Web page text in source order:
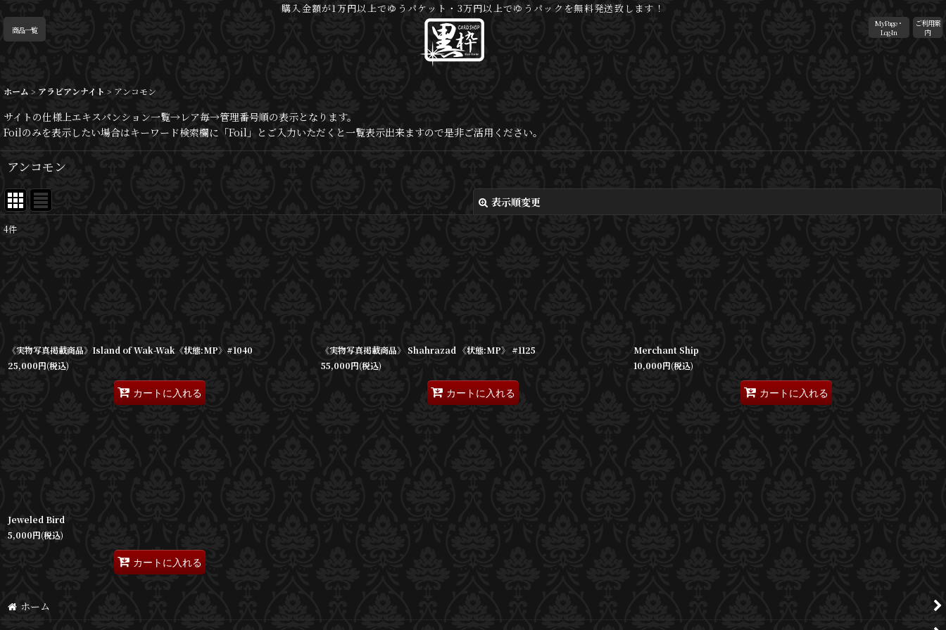
購入金額が1万円以上でゆうパケット・3万円以上でゆうパックを無料発送致します！
商品一覧
MyPage・
Log-In
ご利用案
内
ホーム > アラビアンナイト > アンコモン
サイトの仕様上エキスパンション一覧→レア毎→管理番号順の表示となります。
Foilのみを表示したい場合はキーワード検索欄に「Foil」とご入力いただくと一覧表示出来ますので是非ご活用ください。
アンコモン
表示順変更
4件
《実物写真掲載商品》Island of Wak-Wak《状態:MP》#1040
25,000円(税込)
カートに入れる
《実物写真掲載商品》 Shahrazad 《状態:MP》 #1125
55,000円(税込)
カートに入れる
Merchant Ship
10,000円(税込)
カートに入れる
Jeweled Bird
5,000円(税込)
カートに入れる
ホーム